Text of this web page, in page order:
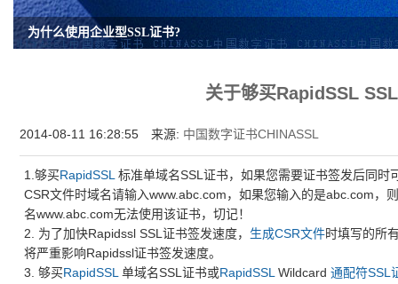
为什么使用企业型SSL证书?
关于够买RapidSSL
2014-08-11 16:28:55 来源: 中国数字证书CHINASSL
1.够买RapidSSL 标准单域名SSL证书，如果您需要证书签发后同
CSR文件时域名请输入www.abc.com，如果您输入的是abc.com，
名www.abc.com无法使用该证书，切记！
2. 为了加快Rapidssl SSL证书签发速度， 生成CSR文件时填写的所
将严重影响Rapidssl证书签发速度。
3. 够买RapidSSL 单域名SSL证书或RapidSSL Wildcard通配符SSL